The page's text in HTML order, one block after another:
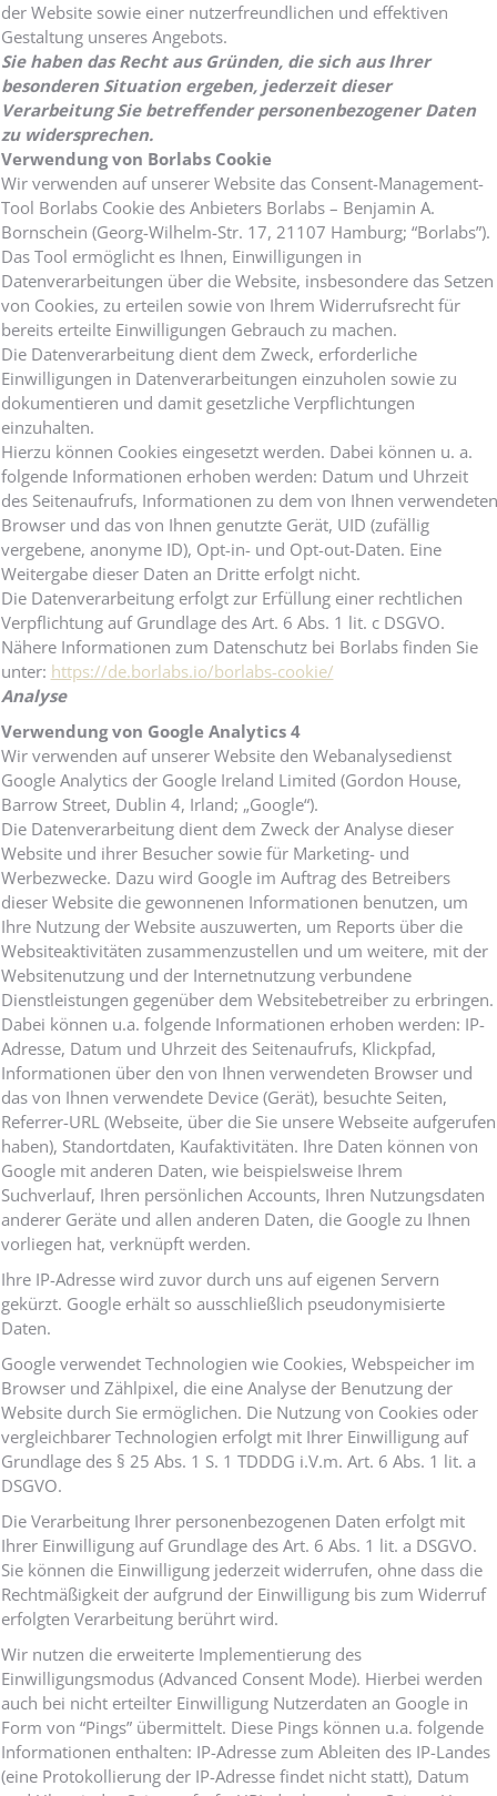
der Website sowie einer nutzerfreundlichen und effektiven
Gestaltung unseres Angebots.
Sie haben das Recht aus Gründen, die sich aus Ihrer
besonderen Situation ergeben, jederzeit dieser
Verarbeitung Sie betreffender personenbezogener Daten
zu widersprechen.
Verwendung von Borlabs Cookie
Wir verwenden auf unserer Website das Consent-Management-
Tool Borlabs Cookie des Anbieters Borlabs – Benjamin A.
Bornschein (Georg-Wilhelm-Str. 17, 21107 Hamburg; “Borlabs”).
Das Tool ermöglicht es Ihnen, Einwilligungen in
Datenverarbeitungen über die Website, insbesondere das Setzen
von Cookies, zu erteilen sowie von Ihrem Widerrufsrecht für
bereits erteilte Einwilligungen Gebrauch zu machen.
Die Datenverarbeitung dient dem Zweck, erforderliche
Einwilligungen in Datenverarbeitungen einzuholen sowie zu
dokumentieren und damit gesetzliche Verpflichtungen
einzuhalten.
Hierzu können Cookies eingesetzt werden. Dabei können u. a.
folgende Informationen erhoben werden: Datum und Uhrzeit
des Seitenaufrufs, Informationen zu dem von Ihnen verwendeten
Browser und das von Ihnen genutzte Gerät, UID (zufällig
vergebene, anonyme ID), Opt-in- und Opt-out-Daten. Eine
Weitergabe dieser Daten an Dritte erfolgt nicht.
Die Datenverarbeitung erfolgt zur Erfüllung einer rechtlichen
Verpflichtung auf Grundlage des Art. 6 Abs. 1 lit. c DSGVO.
Nähere Informationen zum Datenschutz bei Borlabs finden Sie
unter: https://de.borlabs.io/borlabs-cookie/
Analyse
Verwendung von Google Analytics 4
Wir verwenden auf unserer Website den Webanalysedienst
Google Analytics der Google Ireland Limited (Gordon House,
Barrow Street, Dublin 4, Irland; „Google“).
Die Datenverarbeitung dient dem Zweck der Analyse dieser
Website und ihrer Besucher sowie für Marketing- und
Werbezwecke. Dazu wird Google im Auftrag des Betreibers
dieser Website die gewonnenen Informationen benutzen, um
Ihre Nutzung der Website auszuwerten, um Reports über die
Websiteaktivitäten zusammenzustellen und um weitere, mit der
Websitenutzung und der Internetnutzung verbundene
Dienstleistungen gegenüber dem Websitebetreiber zu erbringen.
Dabei können u.a. folgende Informationen erhoben werden: IP-
Adresse, Datum und Uhrzeit des Seitenaufrufs, Klickpfad,
Informationen über den von Ihnen verwendeten Browser und
das von Ihnen verwendete Device (Gerät), besuchte Seiten,
Referrer-URL (Webseite, über die Sie unsere Webseite aufgerufen
haben), Standortdaten, Kaufaktivitäten. Ihre Daten können von
Google mit anderen Daten, wie beispielsweise Ihrem
Suchverlauf, Ihren persönlichen Accounts, Ihren Nutzungsdaten
anderer Geräte und allen anderen Daten, die Google zu Ihnen
vorliegen hat, verknüpft werden.
Ihre IP-Adresse wird zuvor durch uns auf eigenen Servern
gekürzt. Google erhält so ausschließlich pseudonymisierte
Daten.
Google verwendet Technologien wie Cookies, Webspeicher im
Browser und Zählpixel, die eine Analyse der Benutzung der
Website durch Sie ermöglichen. Die Nutzung von Cookies oder
vergleichbarer Technologien erfolgt mit Ihrer Einwilligung auf
Grundlage des § 25 Abs. 1 S. 1 TDDDG i.V.m. Art. 6 Abs. 1 lit. a
DSGVO.
Die Verarbeitung Ihrer personenbezogenen Daten erfolgt mit
Ihrer Einwilligung auf Grundlage des Art. 6 Abs. 1 lit. a DSGVO.
Sie können die Einwilligung jederzeit widerrufen, ohne dass die
Rechtmäßigkeit der aufgrund der Einwilligung bis zum Widerruf
erfolgten Verarbeitung berührt wird.
Wir nutzen die erweiterte Implementierung des
Einwilligungsmodus (Advanced Consent Mode). Hierbei werden
auch bei nicht erteilter Einwilligung Nutzerdaten an Google in
Form von “Pings” übermittelt. Diese Pings können u.a. folgende
Informationen enthalten: IP-Adresse zum Ableiten des IP-Landes
(eine Protokollierung der IP-Adresse findet nicht statt), Datum